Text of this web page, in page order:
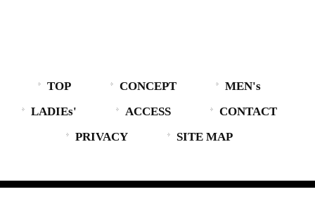
TOP CONCEPT
MEN's
LADIEs'
ACCESS
CONTACT
PRIVACY
SITE MAP